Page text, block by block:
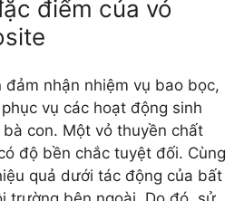
điểm của vỏ
nhận nhiệm vụ bao bọc,
vụ các hoạt động sinh
con. Một vỏ thuyền chất
độ bền chắc tuyệt đối. Cùng
quả dưới tác động của bất